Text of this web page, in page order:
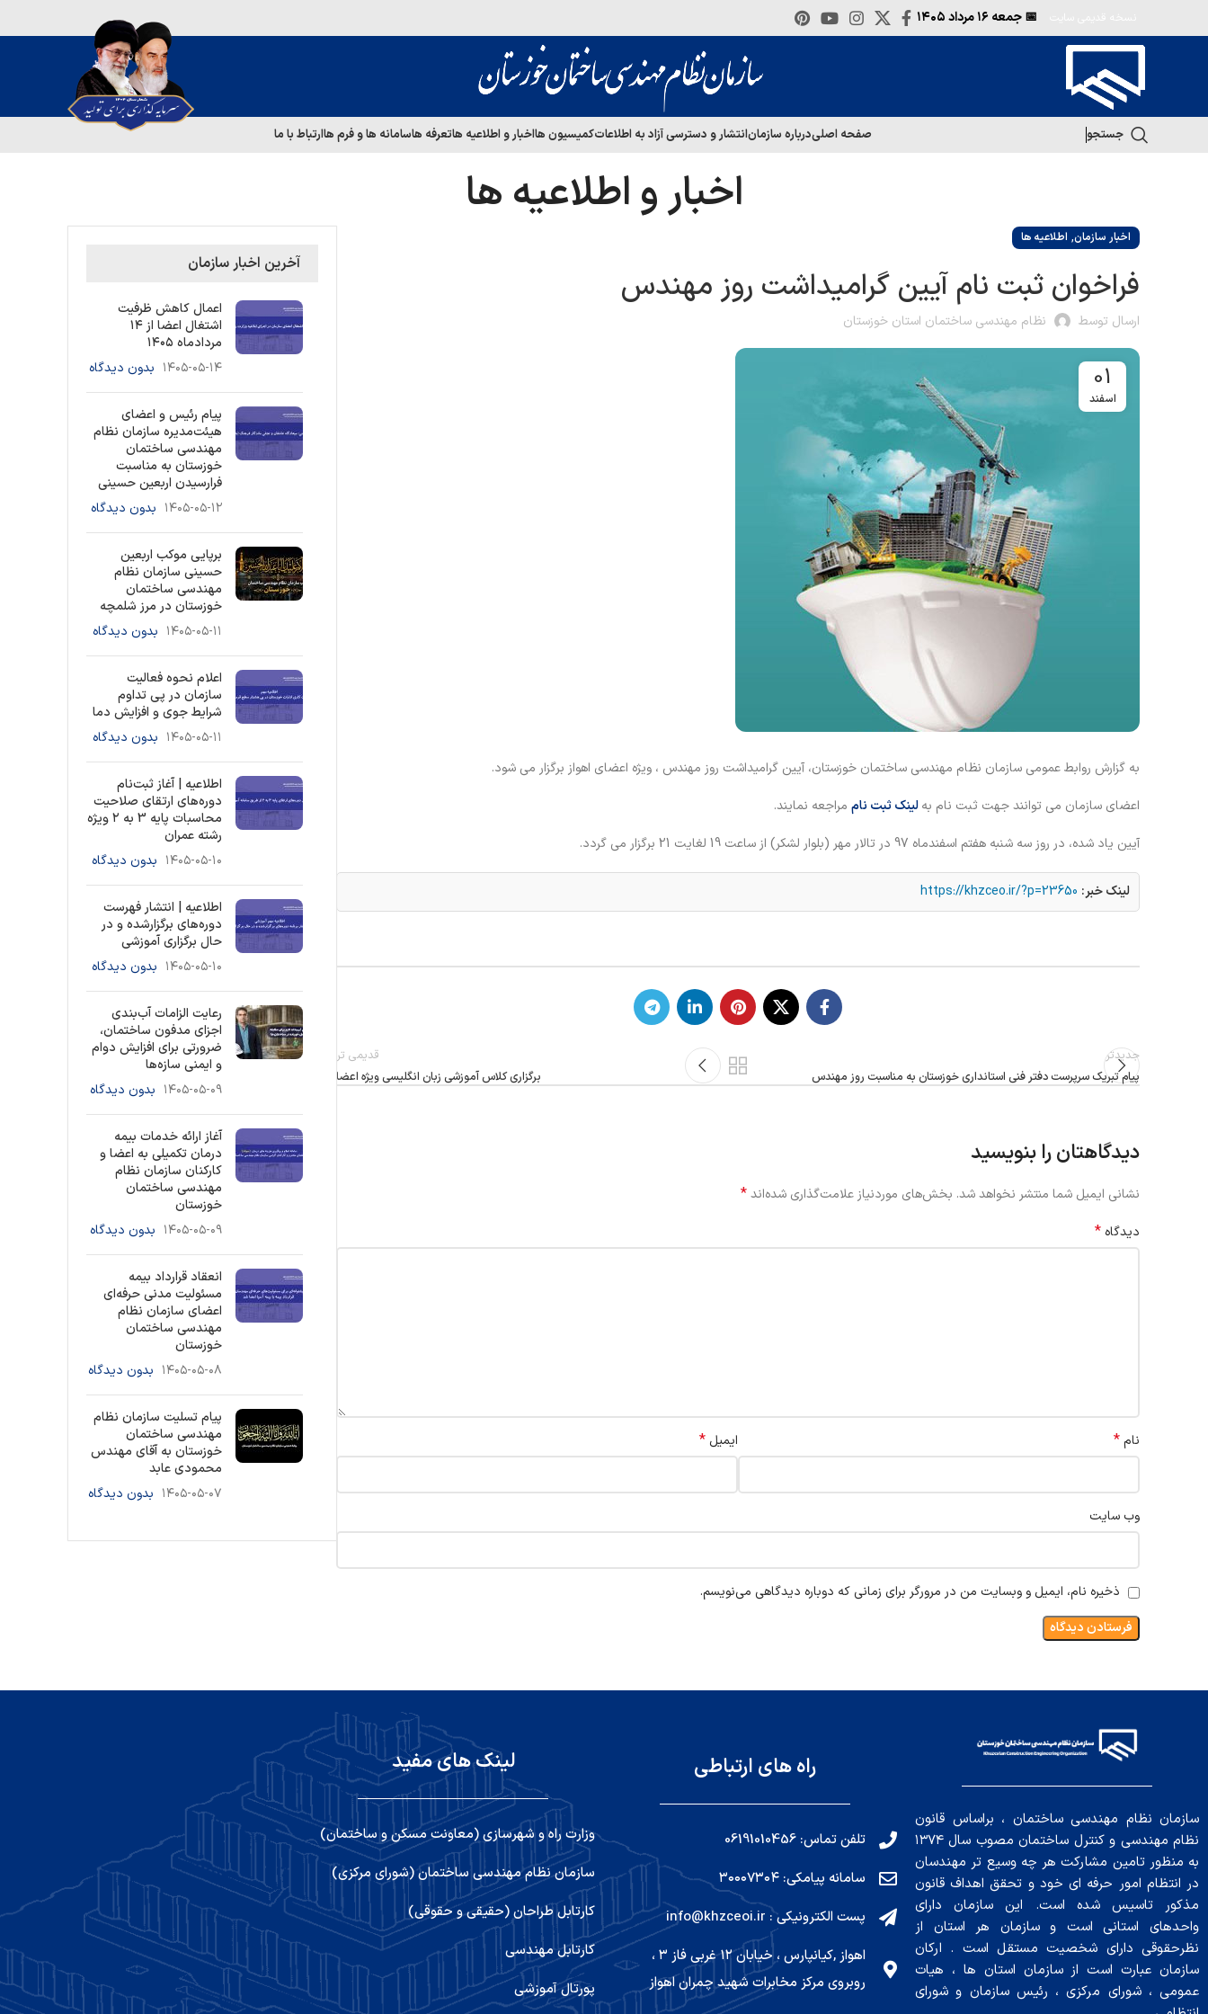
📅 جمعه
جستجو صفحه اصلیدرباره سازمانانتشار و دسترسی آزاد به اطلاعاتکمیسیون هااخبار و اطلاعیه هاتعرفه هاسامانه ها و فرم هاارتباط با ما
اخبار و اطلاعیه ها
اخبار سازمان, اطلاعیه ها
فراخوان ثبت نام آیین گرامیداشت روز مهندس
ارسال توسط نظام مهندسی ساختمان استان خوزستان
01
اسفند
به گزارش روابط عمومی سازمان نظام مهندسی ساختمان خوزستان، آیین گرامیداشت روز مهندس ، ویژه اعضای اهواز برگزار می شود.
اعضای سازمان می توانند جهت ثبت نام بهلینک ثبت نام مراجعه نمایند.
آیین یاد شده، در روز سه شنبه هفتم اسفندماه 97 در تالار مهر (بلوار لشکر) از ساعت 19 لغایت 21 برگزار می گردد.
لینک خبر: https://khzceo.ir/?p=23650
جدیدتر
پیام تبریک سرپرست دفتر فنی استانداری خوزستان به مناسبت روز مهندس
قدیمی تر
برگزاری کلاس آموزشی زبان انگلیسی ویژه اعضا
دیدگاهتان را بنویسید
نشانی ایمیل شما منتشر نخواهد شد. بخش‌های موردنیاز علامت‌گذاری شده‌اند*
دیدگاه *
نام* ایمیل *
وب‌ سایت
ذخیره نام، ایمیل و وبسایت من در مرورگر برای زمانی که دوباره دیدگاهی می‌نویسم.
آخرین اخبار سازمان
اعمال کاهش ظرفیت
اشتغال اعضا از ۱۴
مردادماه ۱۴۰۵
۱۴۰۵-۰۵-۱۴ بدون دیدگاه
پیام رئیس و اعضای
هیئت‌مدیره سازمان نظام
مهندسی ساختمان
خوزستان به مناسبت
فرارسیدن اربعین حسینی
۱۴۰۵-۰۵-۱۲ بدون دیدگاه
برپایی موکب اربعین
حسینی سازمان نظام
مهندسی ساختمان
خوزستان در مرز شلمچه
۱۴۰۵-۰۵-۱۱ بدون دیدگاه
اعلام نحوه فعالیت
سازمان در پی تداوم
شرایط جوی و افزایش دما
۱۴۰۵-۰۵-۱۱ بدون دیدگاه
اطلاعیه | آغاز ثبت‌نام
دوره‌های ارتقای صلاحیت
محاسبات پایه 3 به ۲ ویژه
رشته عمران
۱۴۰۵-۰۵-۱۰ بدون دیدگاه
اطلاعیه | انتشار فهرست
دوره‌های برگزارشده و در
حال برگزاری آموزشی
۱۴۰۵-۰۵-۱۰ بدون دیدگاه
رعایت الزامات آب‌بندی
اجزای مدفون ساختمان،
ضرورتی برای افزایش دوام
و ایمنی سازه‌ها
۱۴۰۵-۰۵-۰۹ بدون دیدگاه
آغاز ارائه خدمات بیمه
درمان تکمیلی به اعضا و
کارکنان سازمان نظام
مهندسی ساختمان
خوزستان
۱۴۰۵-۰۵-۰۹ بدون دیدگاه
انعقاد قرارداد بیمه
مسئولیت مدنی حرفه‌ای
اعضای سازمان نظام
مهندسی ساختمان
خوزستان
۱۴۰۵-۰۵-۰۸ بدون دیدگاه
پیام تسلیت سازمان نظام
مهندسی ساختمان
خوزستان به آقای مهندس
محمودی عابد
۱۴۰۵-۰۵-۰۷ بدون دیدگاه
سازمان نظام مهندسی ساختمان ، براساس قانون
نظام مهندسی و کنترل ساختمان مصوب سال ۱۳۷۴
به منظور تامین مشارکت هر چه وسیع تر مهندسان
در انتظام امور حرفه ای خود و تحقق اهداف قانون
مذکور تاسیس شده است. این سازمان دارای
واحدهای استانی است و سازمان هر استان از
نظرحقوقی دارای شخصیت مستقل است . ارکان
سازمان عبارت است از سازمان استان ها ، هیات
عمومی ، شورای مرکزی ، رئیس سازمان و شورای
راه های ارتباطی
تلفن تماس: 06191010456
سامانه پیامکی: ۳۰۰۰۷۳۰۴
پست الکترونیکی : info@khzceoi.ir
اهواز ,کیانپارس ، خیابان ۱۲ غربی فاز ۳ ،
روبروی مرکز مخابرات شهید چمران اهواز
لینک های مفید
وزارت راه و شهرسازی (معاونت مسکن و ساختمان)
سازمان نظام مهندسی ساختمان (شورای مرکزی)
کارتابل طراحان (حقیقی و حقوقی)
کارتابل مهندسی
پورتال آموزشی